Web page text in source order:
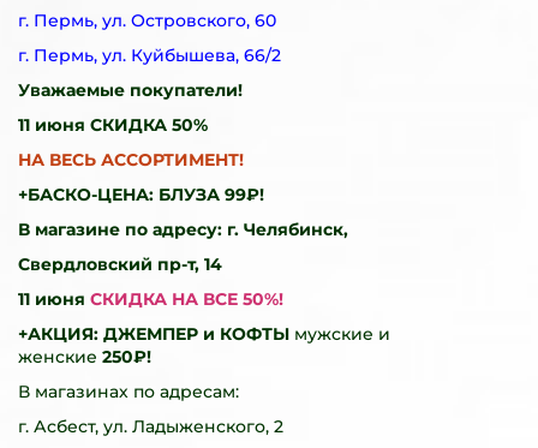
г. Пермь, ул. Островского, 60
г. Пермь, ул. Куйбышева, 66/2
Уважаемые покупатели!
11 июня СКИДКА 50%
НА ВЕСЬ АССОРТИМЕНТ!
+БАСКО-ЦЕНА: БЛУЗА 99₽!
В магазине по адресу: г. Челябинск,
Свердловский пр-т, 14
11 июня СКИДКА НА ВСЕ 50%!
+АКЦИЯ: ДЖЕМПЕР и КОФТЫ мужские и
женские 250₽!
В магазинах по адресам:
г. Асбест, ул. Ладыженского, 2